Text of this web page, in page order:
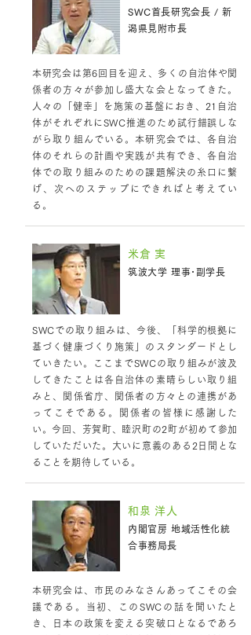
SWC首長研究会長 / 新
潟県見附市長
本研究会は第6回目を迎え、多くの自治体や関
係者の方々が参加し盛大な会となってきた。
人々の「健幸」を施策の基盤におき、21自治
体がそれぞれにSWC推進のため試行錯誤しな
がら取り組んでいる。本研究会では、各自治
体のそれらの計画や実践が共有でき、各自治
体での取り組みのための課題解決の糸口に繋
げ、次へのステップにできればと考えてい
る。
米倉 実
筑波大学 理事･副学長
SWCでの取り組みは、今後、「科学的根拠に
基づく健康づくり施策」のスタンダードとし
ていきたい。ここまでSWCの取り組みが波及
してきたことは各自治体の素晴らしい取り組
みと、関係省庁、関係者の方々との連携があ
ってこそである。関係者の皆様に感謝した
い。今回、芳賀町、睦沢町の2町が初めて参加
していただいた。大いに意義のある2日間とな
ることを期待している。
和泉 洋人
内閣官房 地域活性化統
合事務局長
本研究会は、市民のみなさんあってこその会
議である。当初、このSWCの話を聞いたと
き、日本の政策を変える突破口となるであろ